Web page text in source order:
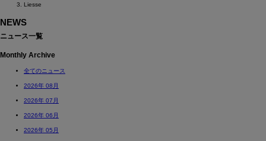
Liesse
NEWS
ニュース一覧
Monthly Archive
全てのニュース
2026年 08月
2026年 07月
2026年 06月
2026年 05月